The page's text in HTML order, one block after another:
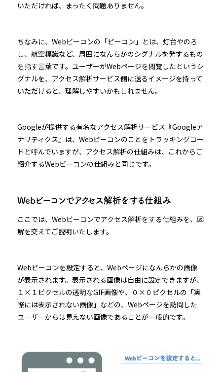
いただければ、まったく問題ありません。
ちなみに、Webビーコンの「ビーコン」とは、灯台やのろ
し、航空標識など、周囲になんらかのシグナルを発するもの
を指す言葉です。ユーザーがWebページを閲覧したというシ
グナルを、アクセス解析サービス側に送るイメージを持って
いただけると、理解しやすいかもしれません。
Googleが提供する有名なアクセス解析サービス『Googleア
ナリティクス』は、Webビーコンのことをトラッキングコー
ドと呼んでいますが、アクセス解析の仕組みは、これからご
紹介するWebビーコンの仕組みと同じです。
Webビーコンでアクセス解析をする仕組み
ここでは、Webビーコンでアクセス解析をする仕組みを、図
解を交えてご説明いたします。
Webビーコンを設定すると、Webページになんらかの画像
が表示されます。表示される画像は自由に設定できますが、
１×１ピクセルの透明なGIF画像や、０×０ピクセルの「実
際には表示されない画像」などの、Webページを訪問した
ユーザーからは見えない画像であることが一般的です。